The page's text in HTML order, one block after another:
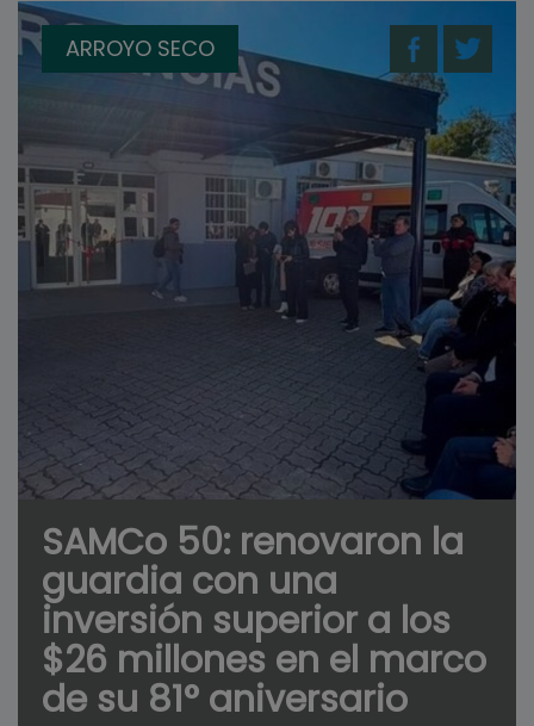
ARROYO SECO
SAMCo 50: renovaron la
guardia con una
inversión superior a los
$26 millones en el marco
de su 81° aniversario